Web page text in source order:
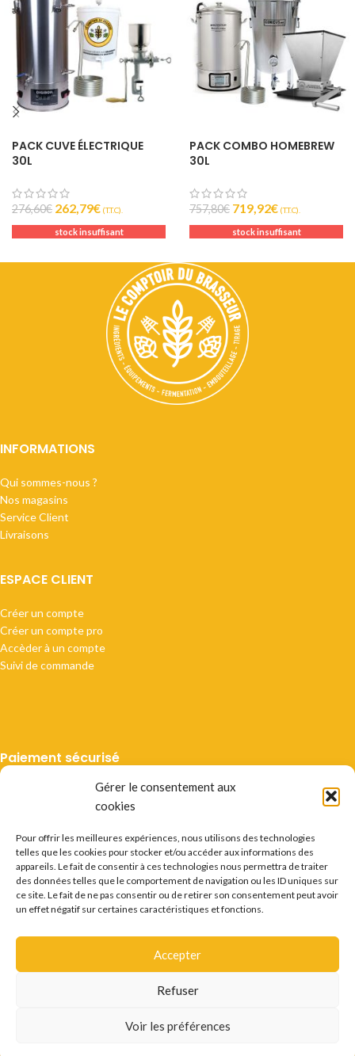
Gérer le consentement aux
cookies
Pour offrir les meilleures expériences, nous utilisons des technologies
telles que les cookies pour stocker et/ou accéder aux informations des
appareils. Le fait de consentir à ces technologies nous permettra de traiter
des données telles que le comportement de navigation ou les ID uniques sur
ce site. Le fait de ne pas consentir ou de retirer son consentement peut avoir
un effet négatif sur certaines caractéristiques et fonctions.
Accepter
Refuser
Voir les préférences
PACK CUVE ÉLECTRIQUE
30L
276,60€ 262,79€ (T.T.C).
stock insuffisant
PACK COMBO HOMEBREW
30L
757,80€ 719,92€ (T.T.C).
stock insuffisant
INFORMATIONS
Qui sommes-nous ?
Nos magasins
Service Client
Livraisons
ESPACE CLIENT
Créer un compte
Créer un compte pro
Accèder à un compte
Suivi de commande
Paiement sécurisé
Livraison suivie
Vie privée
Recrutement
CONSOMMER AVEC MODÉRATION.